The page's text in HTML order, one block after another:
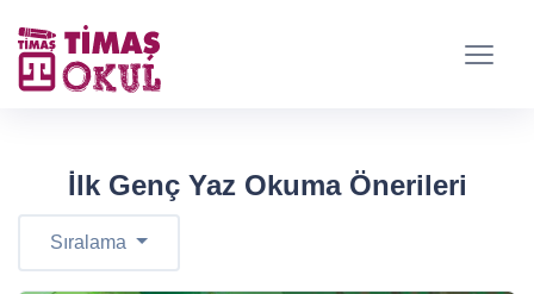
İlk Genç Yaz Okuma Önerileri
Sıralama